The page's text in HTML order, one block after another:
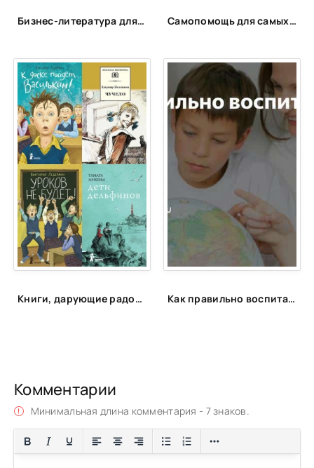
Бизнес-литература для сотрудников PULSE Самопомощь для самых маленьких
Книги, дарующие радость Как правильно воспитать ребенка?
Комментарии
Минимальная длина комментария - 7 знаков.